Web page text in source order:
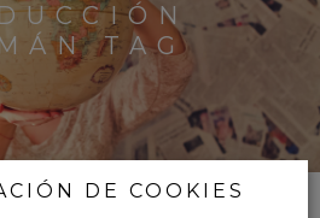
TAG
DE COOKIES